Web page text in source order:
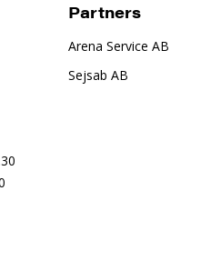
Partners
Arena Service AB
Sejsab AB